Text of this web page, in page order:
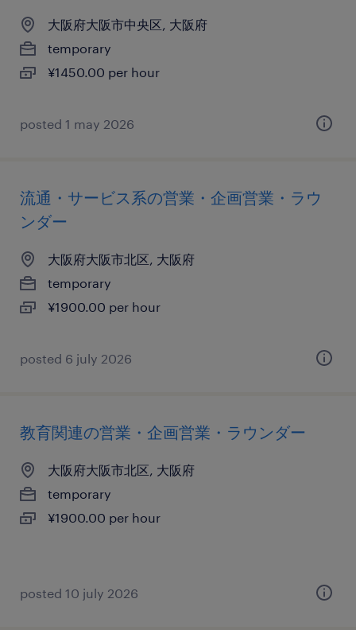
大阪府大阪市中央区, 大阪府
temporary
¥1450.00 per hour
posted 1 may 2026
流通・サービス系の営業・企画営業・ラウ
ンダー
大阪府大阪市北区, 大阪府
temporary
¥1900.00 per hour
posted 6 july 2026
教育関連の営業・企画営業・ラウンダー
大阪府大阪市北区, 大阪府
temporary
¥1900.00 per hour
posted 10 july 2026